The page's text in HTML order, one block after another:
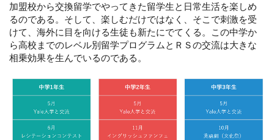
加盟校から交換留学でやってきた留学生と日常生活を楽しめ
るのである。そして、楽しむだけではなく、そこで刺激を受
けて、海外に目を向ける生徒も新たにでてくる。この中学か
ら高校までのレベル別留学プログラムとＲＳの交流は大きな
相乗効果を生んでいるのである。